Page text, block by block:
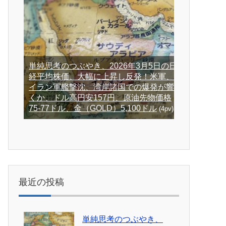
単純思考のつぶやき、2026年3月5日の日
経平均株価、大幅に上昇し反発！米軍、
イラン軍艦撃沈、湾岸諸国での爆発が響
くか、ドル高円安157円、原油先物価格
75-77ドル、金（GOLD）5,100ドル (4pv)
最近の投稿
単純思考のつぶやき、